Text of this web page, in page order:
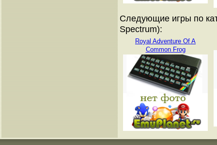
Следующие игры по
Spectrum):
Royal Adventure Of A
Common Frog